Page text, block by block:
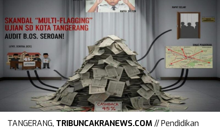
TANGERANG, TRIBUNCAKRANEWS.COM// Pendidikan